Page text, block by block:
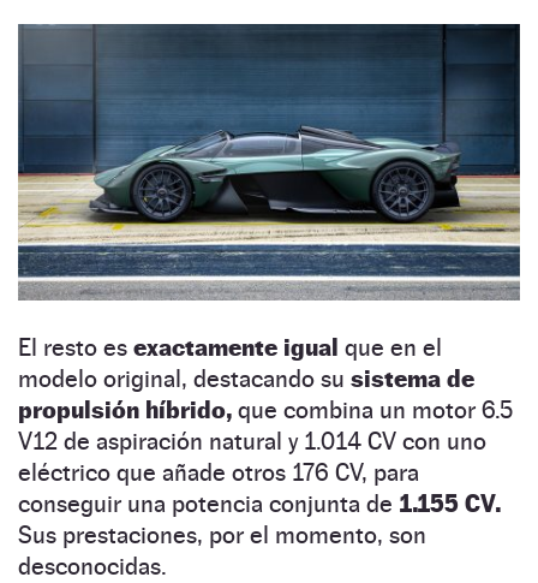
El resto es exactamente igual que en el
modelo original, destacando su sistema de
propulsión híbrido, que combina un motor 6.5
V12 de aspiración natural y 1.014 CV con uno
eléctrico que añade otros 176 CV, para
conseguir una potencia conjunta de 1.155 CV.
Sus prestaciones, por el momento, son
desconocidas.